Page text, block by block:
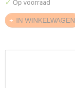
✓ Op voorraad
IN WINKELWAGEN